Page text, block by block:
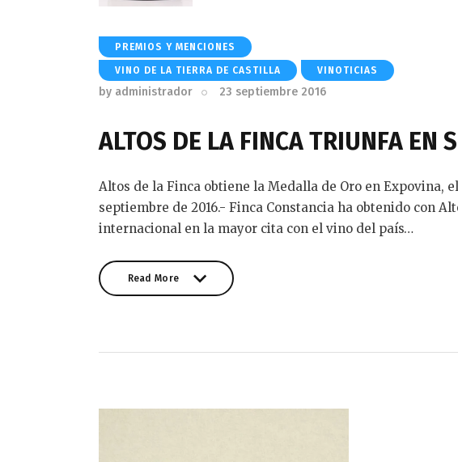
PREMIOS Y MENCIONES
VINO DE LA TIERRA DE CASTILLA VINOTICIAS
by administrador 23 septiembre 2016
ALTOS DE LA FINCA TRIUNFA EN
Altos de la Finca obtiene la Medalla de Oro en Expovina,
septiembre de 2016.- Finca Constancia ha obtenido con
internacional en la mayor cita con el vino del país…
Read More